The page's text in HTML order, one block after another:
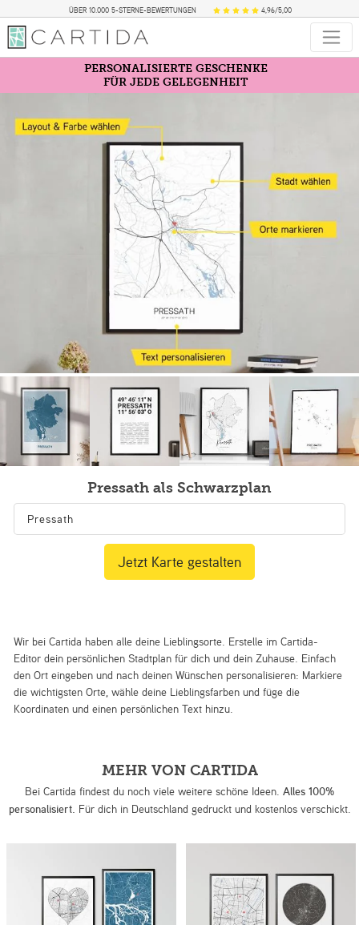
ÜBER 10.000 5-STERNE-BEWERTUNGEN 4,96/5,00
PERSONALISIERTE GESCHENKE
FÜR JEDE GELEGENHEIT
Pressath als Schwarzplan
Wir bei Cartida haben alle deine Lieblingsorte. Erstelle im Cartida-
Editor dein persönlichen Stadtplan für dich und dein Zuhause. Einfach
den Ort eingeben und nach deinen Wünschen personalisieren: Markiere
die wichtigsten Orte, wähle deine Lieblingsfarben und füge die
Koordinaten und einen persönlichen Text hinzu.
Jetzt Karte gestalten
MEHR VON CARTIDA
Bei Cartida findest du noch viele weitere schöne Ideen. Alles 100%
personalisiert. Für dich in Deutschland gedruckt und kostenlos verschickt.